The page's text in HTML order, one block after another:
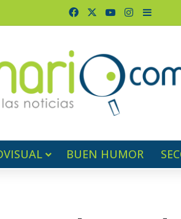
FacebookYouTubeInstagram
Barra
BUEN HUMOR